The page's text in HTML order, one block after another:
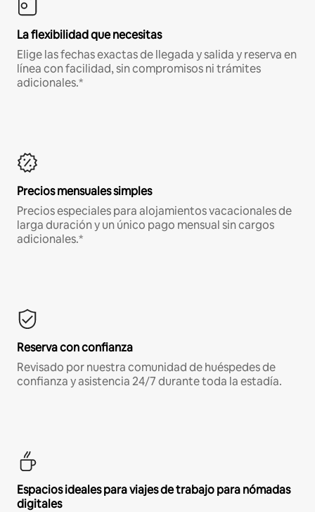
La flexibilidad que necesitas
Elige las fechas exactas de llegada y salida y reserva en
línea con facilidad, sin compromisos ni trámites
adicionales.*
Precios mensuales simples
Precios especiales para alojamientos vacacionales de
larga duración y un único pago mensual sin cargos
adicionales.*
Reserva con confianza
Revisado por nuestra comunidad de huéspedes de
confianza y asistencia 24/7 durante toda la estadía.
Espacios ideales para viajes de trabajo para nómadas
digitales